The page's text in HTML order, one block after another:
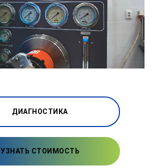
ДИАГНОСТИКА
УЗНАТЬ СТОИМОСТЬ